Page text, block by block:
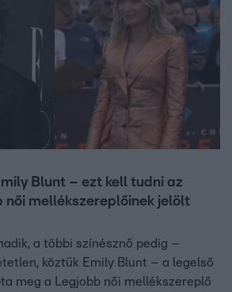
Gosling a gálára, az is kiderül
Blunt – ezt kell tudni az
női mellékszereplőinek jelölt
a többi színésznő pedig –
köztük Emily Blunt – a legelső
meg a Legjobb női mellékszereplő